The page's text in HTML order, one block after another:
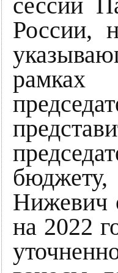
сессии
России,
рамках
Нижевич
на 2022